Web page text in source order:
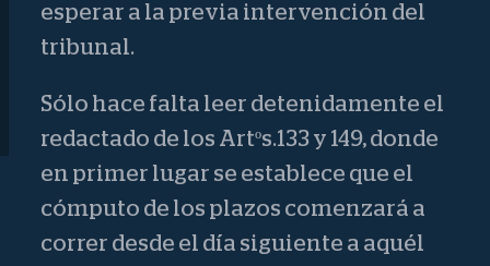
esperar a la previa intervención del
tribunal.
Sólo hace falta leer detenidamente el
redactado de los Artºs.133 y 149, donde
en primer lugar se establece que el
cómputo de los plazos comenzará a
correr desde el día siguiente a aquél